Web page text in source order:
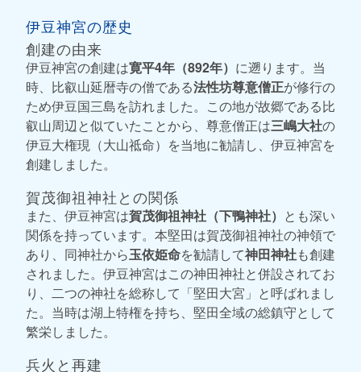
伊豆神宮の歴史
創建の由来
伊豆神宮の創建は寛平4年（892年） に遡ります。当
時、比叡山延暦寺の僧である法性坊尊意僧正が修行の
ため伊豆国三島を訪れました。この地が故郷である比
叡山周辺と似ていたことから、尊意僧正は三嶋大社の
伊豆大権現（大山祗命）を当地に勧請し、伊豆神宮を
創建しました。
賀茂御祖神社との関係
また、伊豆神宮は賀茂御祖神社（下鴨神社） とも深い
関係を持っています。本堅田は賀茂御祖神社の神領で
あり、同神社から玉依姫命を勧請して神田神社も創建
されました。伊豆神宮はこの神田神社と併設されてお
り、二つの神社を総称して「堅田大宮」と呼ばれまし
た。当時は湖上特権を持ち、堅田全域の総鎮守として
繁栄しました。
兵火と再建